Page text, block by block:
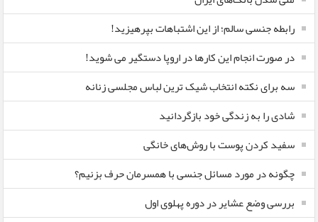
رابطه جنسی سالم؛ از این اشتباهات بپرهیزید!
در صورت انجام این کارها در اروپا دستگیر می شوید!
سه برای نکته انتخاب شیک ترین لباس مجلسی زنانه
شادی را به زندگی خود بازگردانید
سفید کردن پوست با روش‌های خانگی
چگونه در مورد مسائل جنسی با همسرمان حرف بزنیم؟
بررسی وضع عشایر در دوره پهلوی اول